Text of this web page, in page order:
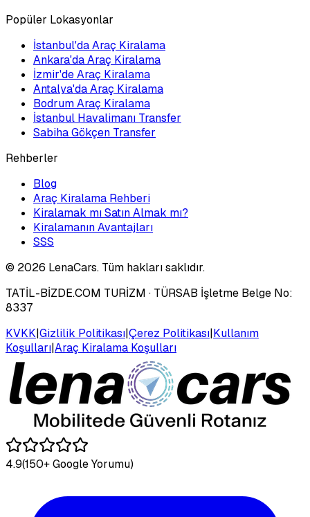
Popüler Lokasyonlar
İstanbul'da Araç Kiralama
Ankara'da Araç Kiralama
İzmir'de Araç Kiralama
Antalya'da Araç Kiralama
Bodrum Araç Kiralama
İstanbul Havalimanı Transfer
Sabiha Gökçen Transfer
Rehberler
Blog
Araç Kiralama Rehberi
Kiralamak mı Satın Almak mı?
Kiralamanın Avantajları
SSS
© 2026 LenaCars. Tüm hakları saklıdır.
TATİL-BİZDE.COM TURİZM · TÜRSAB İşletme Belge No:
8337
KVKK|Gizlilik Politikası|Çerez Politikası|Kullanım
Koşulları|Araç Kiralama Koşulları
4.9(150+ Google Yorumu)